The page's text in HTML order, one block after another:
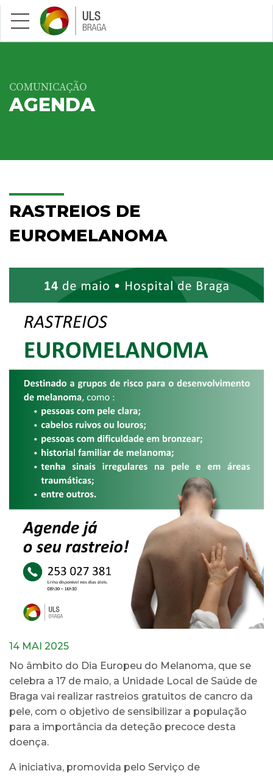
Saltar para conteúdo principal
COMUNICAÇÃO
AGENDA
RASTREIOS DE
EUROMELANOMA
14 MAI 2025
No âmbito do Dia Europeu do Melanoma, que se
celebra a 17 de maio, a Unidade Local de Saúde de
Braga vai realizar rastreios gratuitos de cancro da
pele, com o objetivo de sensibilizar a população
para a importância da deteção precoce desta
doença.
A iniciativa, promovida pelo Serviço de